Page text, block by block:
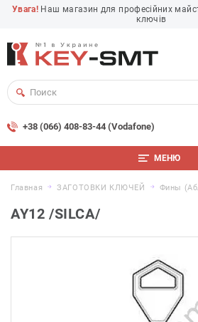
Увага! Наш магазин для професійних
ключів
+38 (066) 408-83-44 (Vodafone)
МЕНЮ
Главная ЗАГОТОВКИ КЛЮЧЕЙ Фины
AY12 /SILCA/